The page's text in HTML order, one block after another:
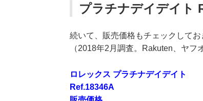
プラチナデイデイト
続いて、販売価格もチェックしてお
（2018年2月調査。Rakuten、ヤフ
ロレックス プラチナデイデイト
Ref.18346A